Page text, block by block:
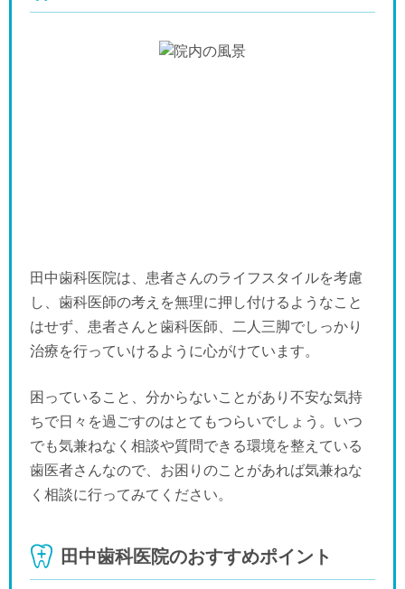
田中歯科医院は、患者さんのライフスタイルを考慮
し、歯科医師の考えを無理に押し付けるようなこと
はせず、患者さんと歯科医師、二人三脚でしっかり
治療を行っていけるように心がけています。
困っていること、分からないことがあり不安な気持
ちで日々を過ごすのはとてもつらいでしょう。いつ
でも気兼ねなく相談や質問できる環境を整えている
歯医者さんなので、お困りのことがあれば気兼ねな
く相談に行ってみてください。
田中歯科医院のおすすめポイント